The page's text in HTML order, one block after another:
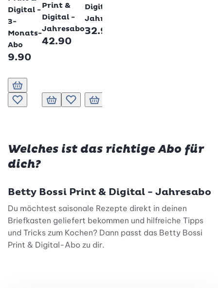
Digital -
3-
Monats-
Abo
9.90
In den Warenkorb
Zur Wunschliste hinzufügen
Print &
Digital -
Jahresabo
42.90
In den Warenkorb
Zur Wunschliste hinzufügen
Digital -
Jahresabo
32.90
In den Warenkorb
Welches ist das richtige Abo für
dich?
Betty Bossi Print & Digital - Jahresabo
Du möchtest saisonale Rezepte direkt in deinen
Briefkasten geliefert bekommen und hilfreiche Tipps
und Tricks zum Kochen? Dann passt das Betty Bossi
Print & Digital-Abo zu dir.